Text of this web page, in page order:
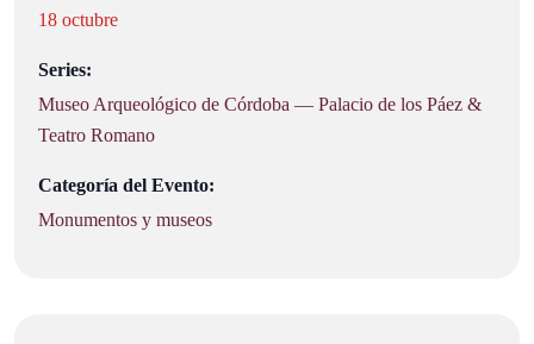
18 octubre
Series:
Museo Arqueológico de Córdoba — Palacio de los Páez &
Teatro Romano
Categoría del Evento:
Monumentos y museos